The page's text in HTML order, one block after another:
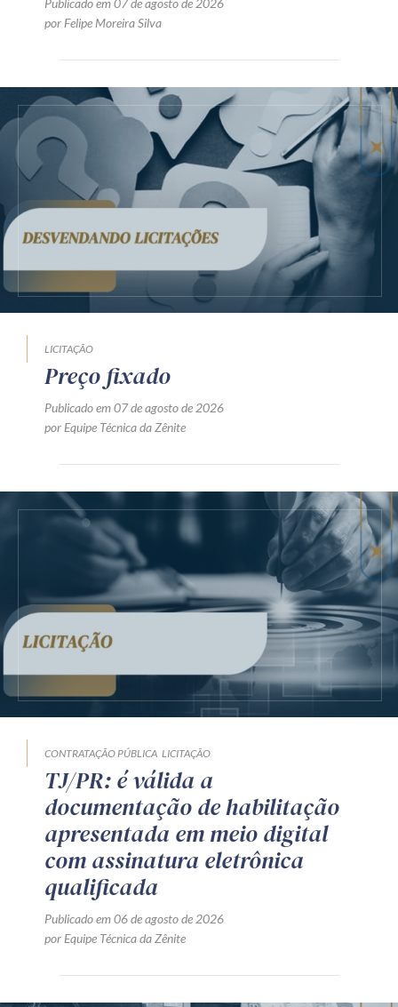
Publicado em 07 de agosto de 2026
por Felipe Moreira Silva
LICITAÇÃO
Preço fixado
Publicado em 07 de agosto de 2026
por Equipe Técnica da Zênite
CONTRATAÇÃO PÚBLICA LICITAÇÃO
TJ/PR: é válida a
documentação de habilitação
apresentada em meio digital
com assinatura eletrônica
qualificada
Publicado em 06 de agosto de 2026
por Equipe Técnica da Zênite